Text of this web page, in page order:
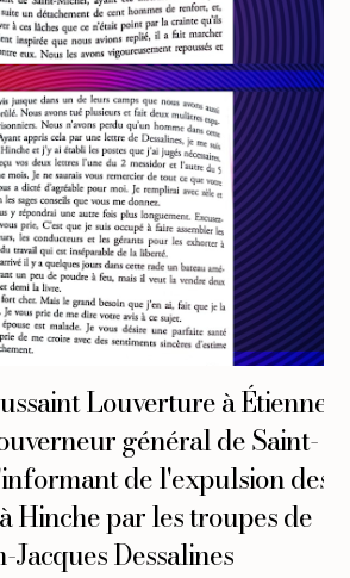
Louverture à Étienne
général de Saint-
de l'expulsion des
Hinche par les troupes de
Jacques Dessalines